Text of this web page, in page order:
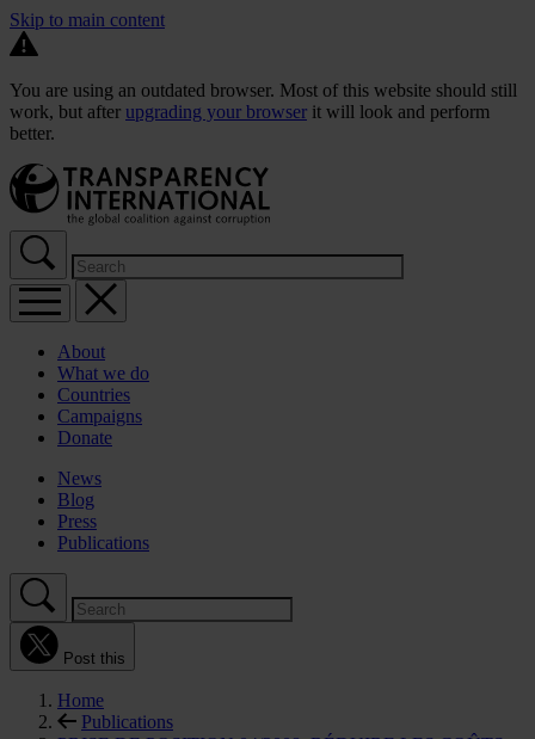
Skip to main content
You are using an outdated browser. Most of this website should still
work, but after upgrading your browser it will look and perform
better.
About
What we do
Countries
Campaigns
Donate
News
Blog
Press
Publications
Post this
Home
Publications